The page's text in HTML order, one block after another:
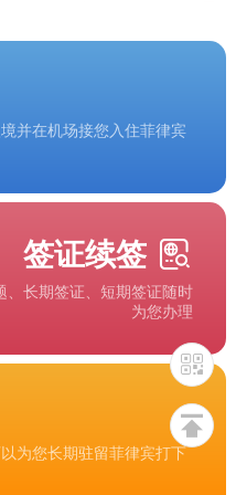
并在机场接您入住菲律宾
签证续签
、长期签证、短期签证随时
为您办理
为您长期驻留菲律宾打下